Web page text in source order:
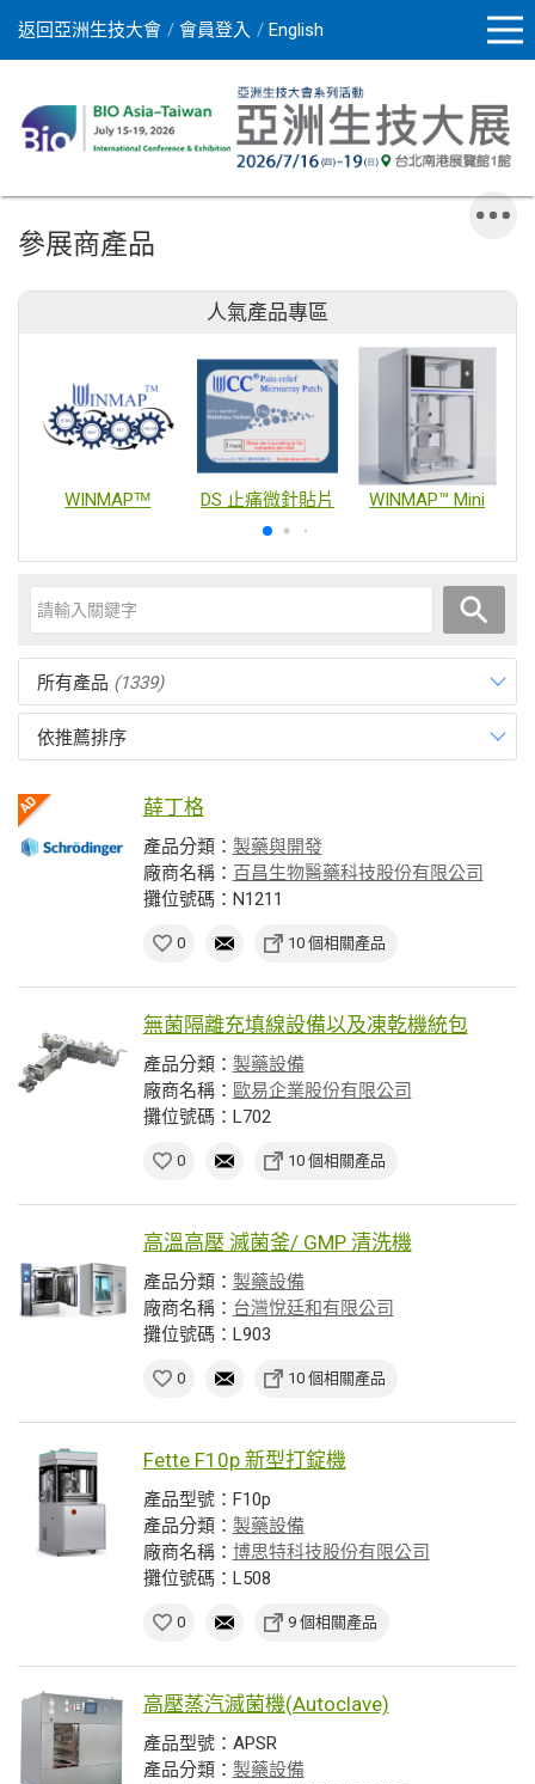
返回亞洲生技大會 會員登入 English
參展商產品
人氣產品專區
WINMAPᵀᴹ DS 止痛微針貼片 WINMAP™ Mini
所有產品 (1339)
依推薦排序
薛丁格
產品分類： 製藥與開發
廠商名稱： 百昌生物醫藥科技股份有限公司
攤位號碼：N1211
0 10 個相關產品
無菌隔離充填線設備以及凍乾機統包
產品分類： 製藥設備
廠商名稱： 歐易企業股份有限公司
攤位號碼：L702
0 10 個相關產品
高溫高壓 滅菌釜/ GMP 清洗機
產品分類： 製藥設備
廠商名稱： 台灣悅廷和有限公司
攤位號碼：L903
0 10 個相關產品
Fette F10p 新型打錠機
產品型號：F10p
產品分類： 製藥設備
廠商名稱： 博思特科技股份有限公司
攤位號碼：L508
0 9 個相關產品
高壓蒸汽滅菌機(Autoclave)
產品型號：APSR
產品分類： 製藥設備